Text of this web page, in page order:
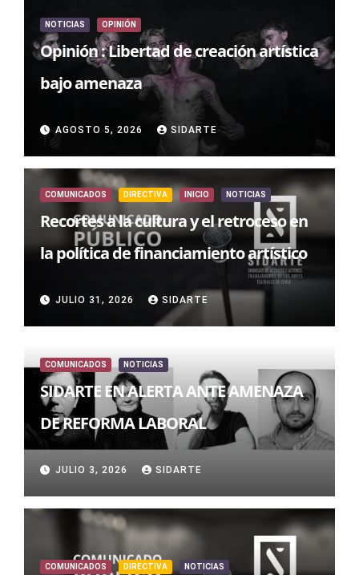
NOTICIAS OPINIÓN
Opinión : Libertad de creación artística
bajo amenaza
AGOSTO 5, 2026 SIDARTE
COMUNICADOS DIRECTIVA INICIO NOTICIAS
Recortes a la cultura y el retroceso en
la política de financiamiento artístico
JULIO 31, 2026 SIDARTE
COMUNICADOS NOTICIAS
SIDARTE EN ALERTA ANTE AMENAZA
DE REFORMA LABORAL
JULIO 3, 2026 SIDARTE
COMUNICADOS DIRECTIVA NOTICIAS